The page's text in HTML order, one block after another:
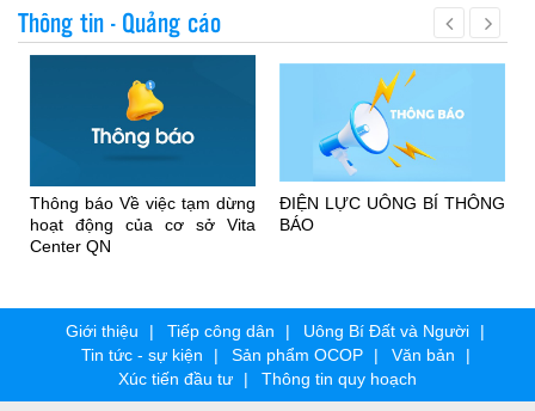
Thông tin - Quảng cáo
Thông báo Về việc tạm dừng
hoạt động của cơ sở Vita
Center QN
ĐIỆN LỰC UÔNG BÍ THÔNG
BÁO
Giới thiệu Tiếp công dân
Uông Bí Đất và Người
Tin tức - sự kiện
Sản phẩm OCOP
Văn bản
Xúc tiến đầu tư
Thông tin quy hoạch